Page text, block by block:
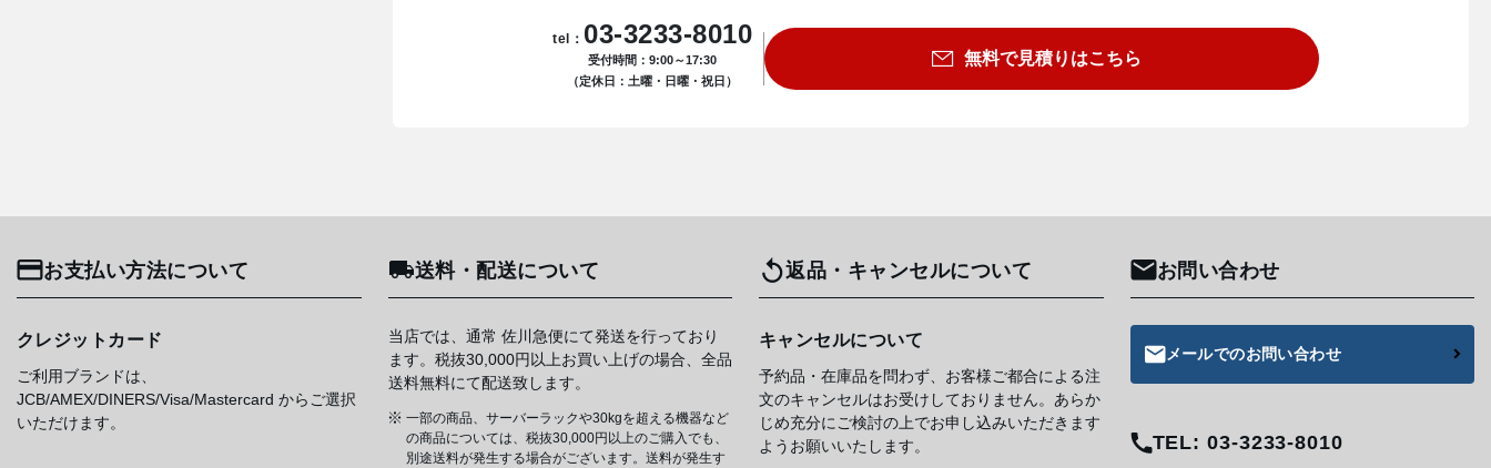
tel： 03-3233-8010
受付時間：9:00～17:30
（定休日：土曜・日曜・祝日）
無料で見積りはこちら
お支払い方法について
クレジットカード
ご利用ブランドは、
JCB/AMEX/DINERS/Visa/Mastercard からご選択
いただけます。
送料・配送について
当店では、通常 佐川急便にて発送を行っており
ます。税抜30,000円以上お買い上げの場合、全品
送料無料にて配送致します。
一部の商品、サーバーラックや30kgを超える機器など
の商品については、税抜30,000円以上のご購入でも、
別途送料が発生する場合がございます。送料が発生す
返品・キャンセルについて
キャンセルについて
予約品・在庫品を問わず、お客様ご都合による注
文のキャンセルはお受けしておりません。あらか
じめ充分にご検討の上でお申し込みいただきます
ようお願いいたします。
お問い合わせ
メールでのお問い合わせ
TEL: 03-3233-8010